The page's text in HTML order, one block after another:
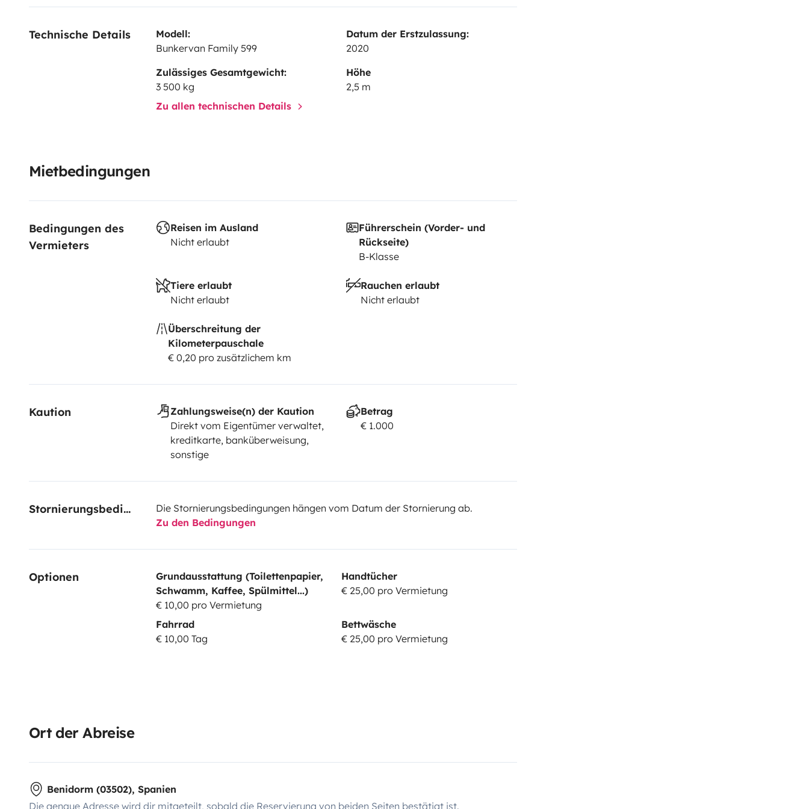
Technische Details
Modell:
Bunkervan Family 599
Datum der Erstzulassung:
2020
Zulässiges Gesamtgewicht:
3 500 kg
Höhe
2,5 m
Zu allen technischen Details
Mietbedingungen
Bedingungen des
Vermieters
Reisen im Ausland
Nicht erlaubt
Führerschein (Vorder- und
Rückseite)
B-Klasse
Tiere erlaubt
Nicht erlaubt
Rauchen erlaubt
Nicht erlaubt
Überschreitung der
Kilometerpauschale
€ 0,20 pro zusätzlichem km
Kaution
Zahlungsweise(n) der Kaution
Direkt vom Eigentümer verwaltet,
kreditkarte, banküberweisung,
sonstige
Betrag
€ 1.000
Stornierungsbedingungen
Die Stornierungsbedingungen hängen vom Datum der Stornierung ab.
Zu den Bedingungen
Optionen
Grundausstattung (Toilettenpapier,
Schwamm, Kaffee, Spülmittel...)
€ 10,00 pro Vermietung
Handtücher
€ 25,00 pro Vermietung
Fahrrad
€ 10,00 Tag
Bettwäsche
€ 25,00 pro Vermietung
Ort der Abreise
Benidorm (03502), Spanien
Die genaue Adresse wird dir mitgeteilt, sobald die Reservierung von beiden Seiten bestätigt ist.